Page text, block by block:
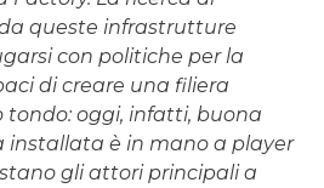
queste infrastrutture
con politiche per la
di creare una filiera
oggi, infatti, buona
installata è in mano a player
gli attori principali a